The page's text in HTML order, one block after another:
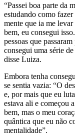
“Passei boa parte da
estudando como
mente que ia me
bem, eu consegui
pessoas que
consegui uma série
disse Luiza.
Embora tenha
se sentia vazia: “O
e, por mais que eu
estava ali e começou
bem, mas o meu
quântica que eu não
mentalidade”.